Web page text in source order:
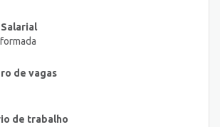
de vagas
de trabalho